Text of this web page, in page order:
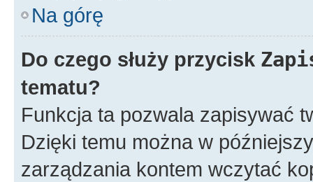
Na górę
Do czego służy przycisk
tematu?
Funkcja ta pozwala zapisywać
Dzięki temu można w
zarządzania kontem wczytać